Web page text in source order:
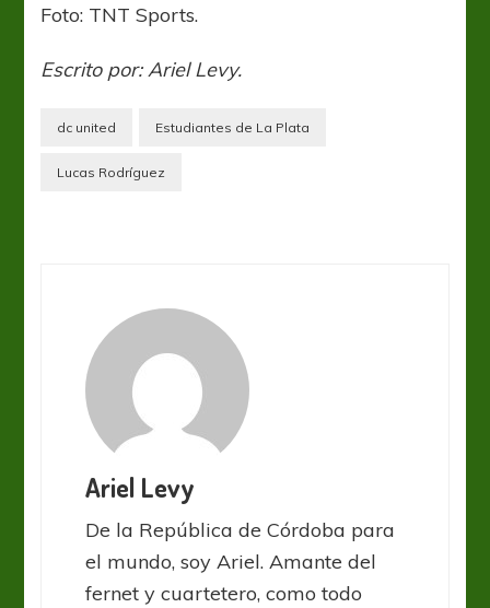
Foto: TNT Sports.
Escrito por: Ariel Levy.
dc united Estudiantes de La Plata
Lucas Rodríguez
Ariel Levy
De la República de Córdoba para
el mundo, soy Ariel. Amante del
fernet y cuartetero, como todo